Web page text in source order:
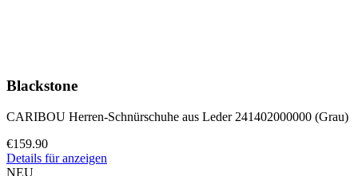
Blackstone
CARIBOU Herren-Schnürschuhe aus Leder 241402000000 (Grau)
€159.90
Details für anzeigen
NEU